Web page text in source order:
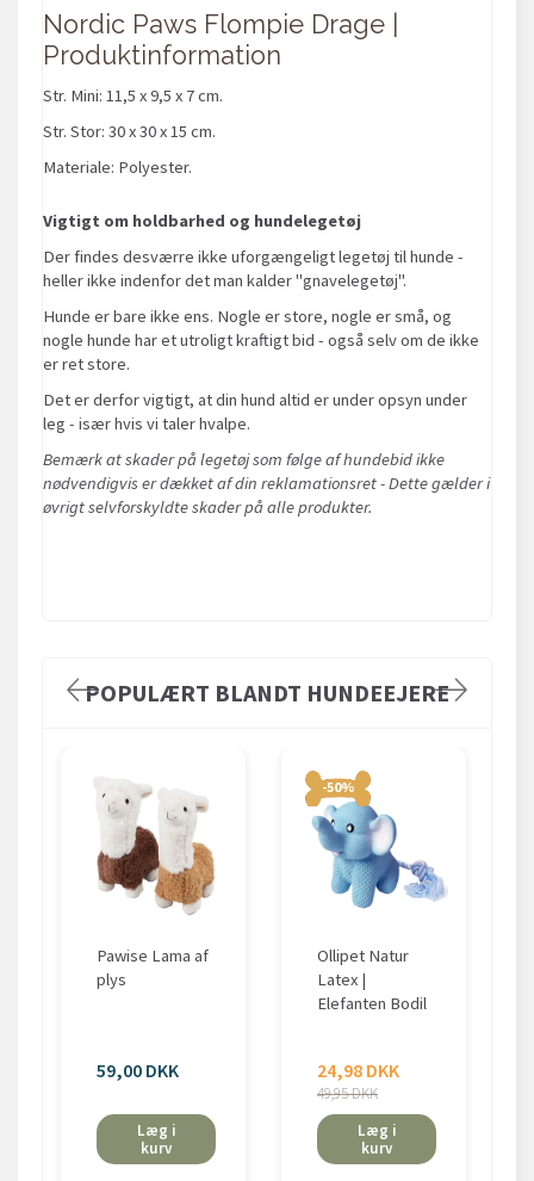
Nordic Paws Flompie Drage |
Produktinformation
Str. Mini: 11,5 x 9,5 x 7 cm.
Str. Stor: 30 x 30 x 15 cm.
Materiale: Polyester.
Vigtigt om holdbarhed og hundelegetøj
Der findes desværre ikke uforgængeligt legetøj til hunde -
heller ikke indenfor det man kalder "gnavelegetøj".
Hunde er bare ikke ens. Nogle er store, nogle er små, og
nogle hunde har et utroligt kraftigt bid - også selv om de ikke
er ret store.
Det er derfor vigtigt, at din hund altid er under opsyn under
leg - især hvis vi taler hvalpe.
Bemærk at skader på legetøj som følge af hundebid ikke
nødvendigvis er dækket af din reklamationsret - Dette gælder i
øvrigt selvforskyldte skader på alle produkter.
POPULÆRT BLANDT HUNDEEJERE
Pawise Lama af
plys
59,00 DKK
Læg i
kurv
-50%
Ollipet Natur
Latex |
Elefanten Bodil
24,98 DKK
49,95 DKK
Læg i
kurv